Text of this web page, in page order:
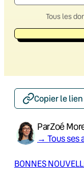
Tous les
Copier le lien
ParZoé
→ Tous ses
BONNES